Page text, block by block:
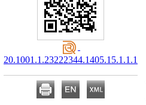
20.1001.1.23222344.1405.15.1.1.1